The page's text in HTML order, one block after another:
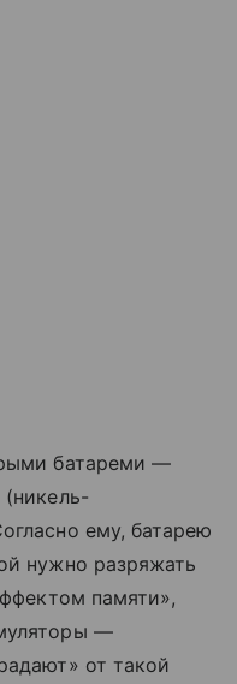
батареми —
ему, батарею
нужно разряжать
памяти»,
—
от такой